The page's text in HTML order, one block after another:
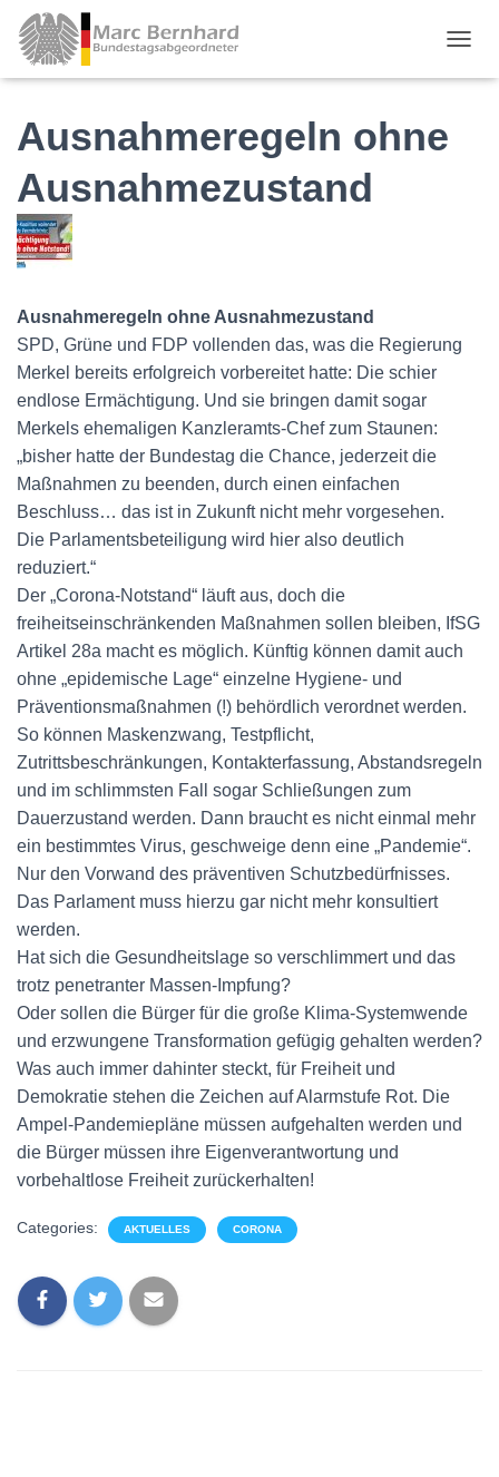
Ausnahmeregeln ohne
Ausnahmezustand
Ausnahmeregeln ohne Ausnahmezustand
SPD, Grüne und FDP vollenden das, was die Regierung
Merkel bereits erfolgreich vorbereitet hatte: Die schier
endlose Ermächtigung. Und sie bringen damit sogar
Merkels ehemaligen Kanzleramts-Chef zum Staunen:
„bisher hatte der Bundestag die Chance, jederzeit die
Maßnahmen zu beenden, durch einen einfachen
Beschluss… das ist in Zukunft nicht mehr vorgesehen.
Die Parlamentsbeteiligung wird hier also deutlich
reduziert.“
Der „Corona-Notstand“ läuft aus, doch die
freiheitseinschränkenden Maßnahmen sollen bleiben, IfSG
Artikel 28a macht es möglich. Künftig können damit auch
ohne „epidemische Lage“ einzelne Hygiene- und
Präventionsmaßnahmen (!) behördlich verordnet werden.
So können Maskenzwang, Testpflicht,
Zutrittsbeschränkungen, Kontakterfassung, Abstandsregeln
und im schlimmsten Fall sogar Schließungen zum
Dauerzustand werden. Dann braucht es nicht einmal mehr
ein bestimmtes Virus, geschweige denn eine „Pandemie“.
Nur den Vorwand des präventiven Schutzbedürfnisses.
Das Parlament muss hierzu gar nicht mehr konsultiert
werden.
Hat sich die Gesundheitslage so verschlimmert und das
trotz penetranter Massen-Impfung?
Oder sollen die Bürger für die große Klima-Systemwende
und erzwungene Transformation gefügig gehalten werden?
Was auch immer dahinter steckt, für Freiheit und
Demokratie stehen die Zeichen auf Alarmstufe Rot. Die
Ampel-Pandemiepläne müssen aufgehalten werden und
die Bürger müssen ihre Eigenverantwortung und
vorbehaltlose Freiheit zurückerhalten!
Categories: AKTUELLES CORONA